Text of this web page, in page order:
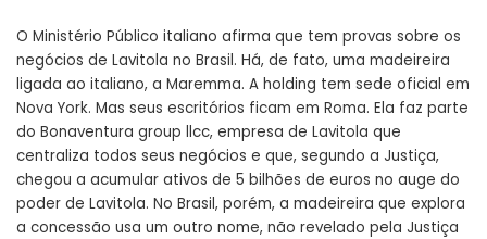
O Ministério Público italiano afirma que tem provas sobre os
negócios de Lavitola no Brasil. Há, de fato, uma madeireira
ligada ao italiano, a Maremma. A holding tem sede oficial em
Nova York. Mas seus escritórios ficam em Roma. Ela faz parte
do Bonaventura group llcc, empresa de Lavitola que
centraliza todos seus negócios e que, segundo a Justiça,
chegou a acumular ativos de 5 bilhões de euros no auge do
poder de Lavitola. No Brasil, porém, a madeireira que explora
a concessão usa um outro nome, não revelado pela Justiça